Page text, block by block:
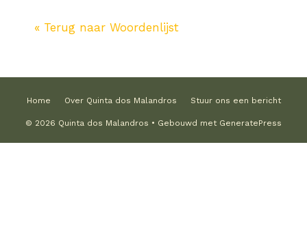
« Terug naar Woordenlijst
Home Over Quinta dos Malandros Stuur ons een bericht
© 2026 Quinta dos Malandros • Gebouwd met GeneratePress